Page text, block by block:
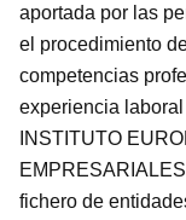
aportada por las
el procedimiento
competencias
experiencia
INSTITUTO
fichero de